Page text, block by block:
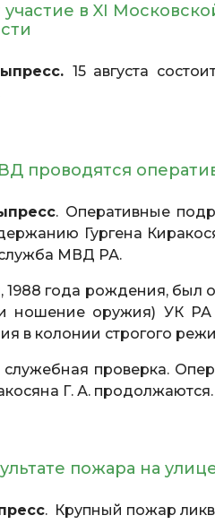
в XI
15 августа
проводятся
. Оперативные
Гургена
МВД РА.
года рождения, был
и ношение оружия) УК
в колонии строгого
проверка.
Г. А. продолжаются.
пожара на
. Крупный пожар